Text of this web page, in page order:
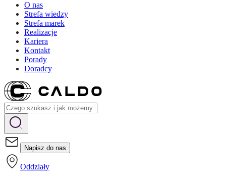
O nas
Strefa wiedzy
Strefa marek
Realizacje
Kariera
Kontakt
Porady
Doradcy
Napisz do nas
Oddziały